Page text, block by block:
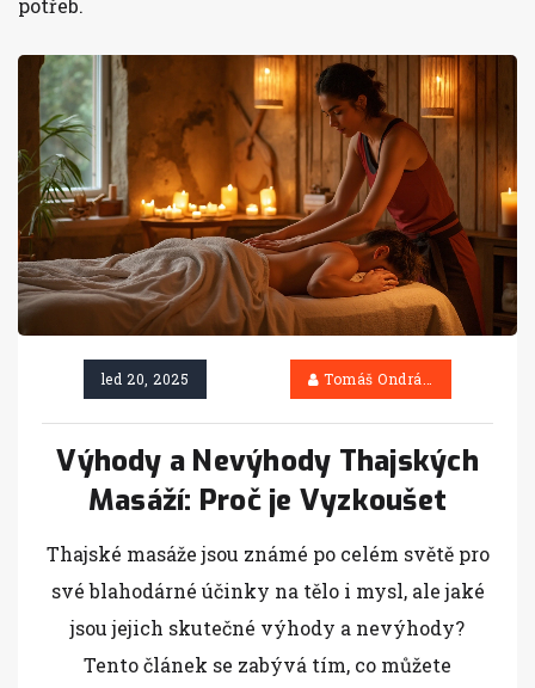
potřeb.
led 20, 2025 Tomáš Ondráček
Výhody a Nevýhody Thajských
Masáží: Proč je Vyzkoušet
Thajské masáže jsou známé po celém světě pro
své blahodárné účinky na tělo i mysl, ale jaké
jsou jejich skutečné výhody a nevýhody?
Tento článek se zabývá tím, co můžete